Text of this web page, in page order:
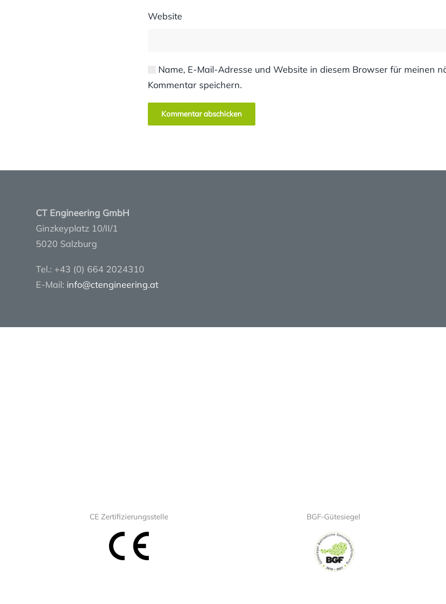
Website
Name, E-Mail-Adresse und Website in diesem Browser für meinen
Kommentar speichern.
Kommentar abschicken
CT Engineering GmbH
Ginzkeyplatz 10/II/1
5020 Salzburg
Tel.: +43 (0) 664 2024310
E-Mail: info@ctengineering.at
CE Zertifizierungsstelle BGF-Gütesiegel